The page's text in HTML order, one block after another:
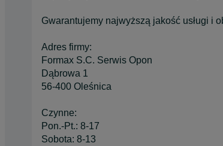
Gwarantujemy najwyższą jakość usługi i
Adres firmy:
Formax S.C. Serwis Opon
Dąbrowa 1
56-400 Oleśnica
Czynne:
Pon.-Pt.: 8-17
Sobota: 8-13